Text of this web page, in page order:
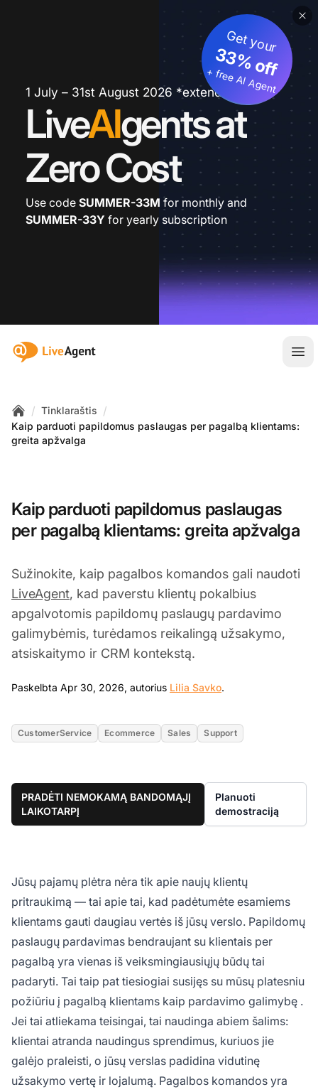
1 July – 31st August 2026 *extended
LiveAIgents at
Zero Cost
Get your
33% off
+ free AI Agent
Use code SUMMER-33M for monthly and
SUMMER-33Y for yearly subscription
:site.title
Home
/ Tinklaraštis /
Kaip parduoti papildomus paslaugas per pagalbą klientams:
greita apžvalga
Kaip parduoti papildomus paslaugas
per pagalbą klientams: greita apžvalga
Sužinokite, kaip pagalbos komandos gali naudoti
LiveAgent, kad paverstu klientų pokalbius
apgalvotomis papildomų paslaugų pardavimo
galimybėmis, turėdamos reikalingą užsakymo,
atsiskaitymo ir CRM kontekstą.
Paskelbta Apr 30, 2026, autorius Lilia Savko.
CustomerService Ecommerce Sales Support
PRADĖTI NEMOKAMĄ BANDOMĄJĮ
LAIKOTARPĮ
Planuoti
demostraciją
Jūsų pajamų plėtra nėra tik apie naujų klientų
pritraukimą — tai apie tai, kad padėtumėte esamiems
klientams gauti daugiau vertės iš jūsų verslo. Papildomų
paslaugų pardavimas bendraujant su klientais per
pagalbą yra vienas iš veiksmingiausiųjų būdų tai
padaryti. Tai taip pat tiesiogiai susijęs su mūsų platesniu
požiūriu į pagalbą klientams kaip pardavimo galimybę .
Jei tai atliekama teisingai, tai naudinga abiem šalims:
klientai atranda naudingus sprendimus, kuriuos jie
galėjo praleisti, o jūsų verslas padidina vidutinę
užsakymo vertę ir lojalumą. Pagalbos komandos yra